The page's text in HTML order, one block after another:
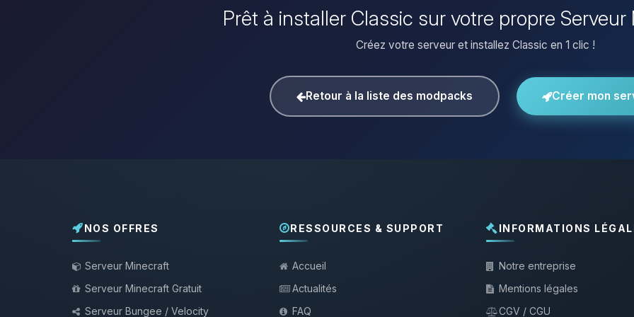
Prêt à installer Classic sur votre propre Serveur
Créez votre serveur et installez Classic en 1 clic !
Retour à la liste des modpacks Créer mon
NOS OFFRES
Serveur Minecraft
Serveur Minecraft Gratuit
Serveur Bungee / Velocity
RESSOURCES & SUPPORT
Accueil
Actualités
FAQ
INFORMATIONS
Notre entreprise
Mentions légales
CGV / CGU